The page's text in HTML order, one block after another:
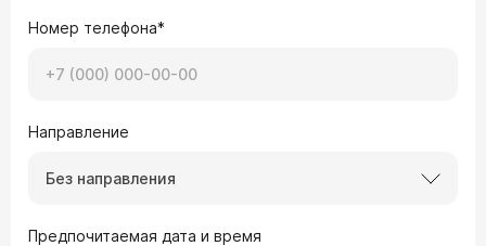
Номер телефона*
Направление
Без направления
Предпочитаемая дата и время